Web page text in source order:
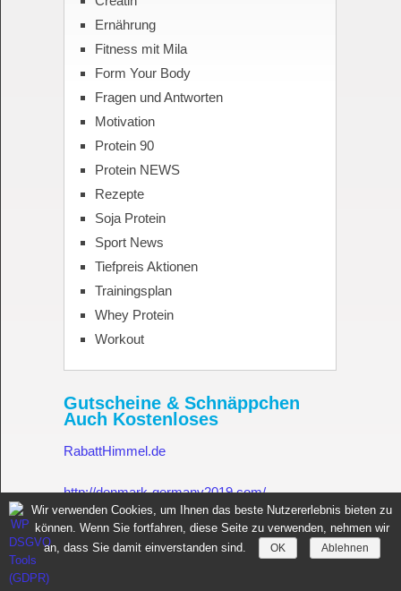
Ernährung
Fitness mit Mila
Form Your Body
Fragen und Antworten
Motivation
Protein 90
Protein NEWS
Rezepte
Soja Protein
Sport News
Tiefpreis Aktionen
Trainingsplan
Whey Protein
Workout
Gutscheine & Schnäppchen
Auch Kostenloses
RabattHimmel.de
http://denmark-germany2019.com/
Gutschein.Rabatthimmel.de
Sportnahrung für Muskelaufbau Fitness Made in Germany
Wir verwenden Cookies, um Ihnen das beste Nutzererlebnis bieten zu
können. Wenn Sie fortfahren, diese Seite zu verwenden, nehmen wir
an, dass Sie damit einverstanden sind.
OK Ablehnen